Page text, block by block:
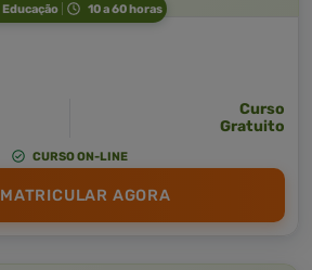
Educação 10 a 60 horas
Curso
Gratuito
CURSO ON-LINE
MATRICULAR AGORA